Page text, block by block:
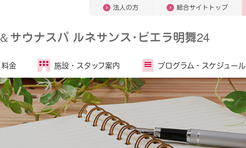
法人の方 総合サイトトップ
＆サウナスパ ルネサンス･ビエラ明舞24
料金 施設・ スタッフ案内 プログラム・ スケジュール